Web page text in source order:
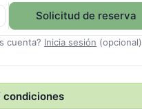
Solicitud de reserva
cuenta? Inicia sesión (opcional)
condiciones